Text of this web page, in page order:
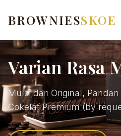
BROWNIESSKOE
Varian Rasa
Mulai dari Original,
Cokelat Premium (by